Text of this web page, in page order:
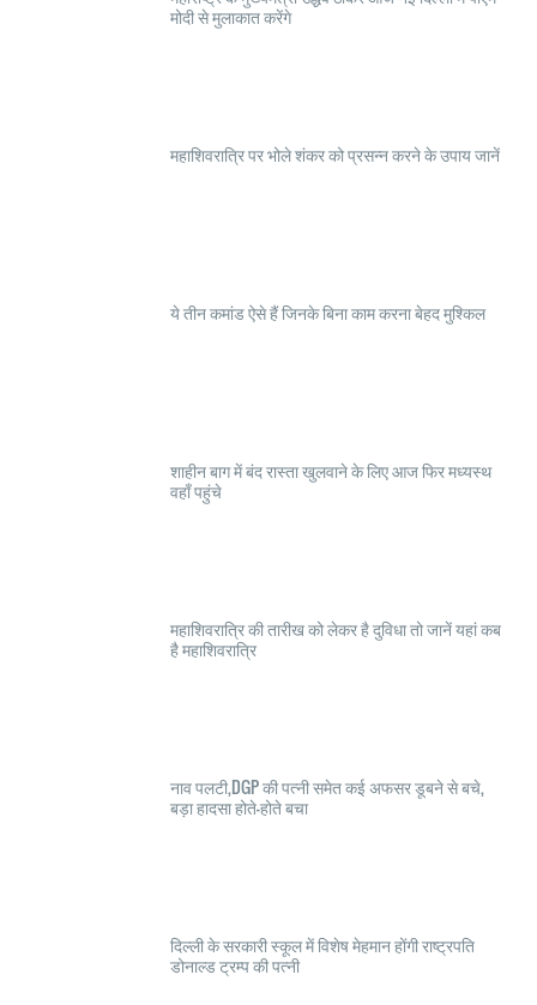
मोदी से मुलाकात करेंगे
महाशिवरात्रि पर भोले शंकर को प्रसन्न करने के उपाय जानें
ये तीन कमांड ऐसे हैं जिनके बिना काम करना बेहद मुश्किल
शाहीन बाग में बंद रास्ता खुलवाने के लिए आज फिर मध्यस्थ
वहाँ पहुंचे
महाशिवरात्रि की तारीख को लेकर है दुविधा तो जानें यहां कब
है महाशिवरात्रि
नाव पलटी,DGP की पत्नी समेत कई अफसर डूबने से बचे,
बड़ा हादसा होते-होते बचा
दिल्ली के सरकारी स्कूल में विशेष मेहमान होंगी राष्ट्रपति
डोनाल्ड ट्रम्प की पत्नी